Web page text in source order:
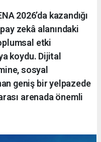
2026’da kazandığı
zekâ alanındaki
etki
koydu. Dijital
sosyal
geniş bir yelpazede
arenada önemli